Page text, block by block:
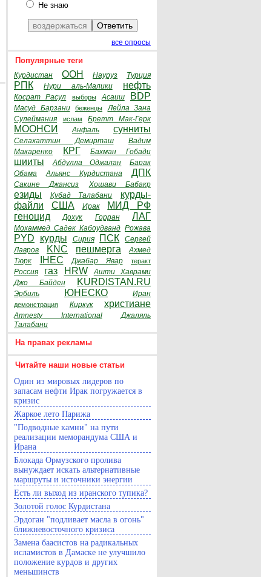
Не знаю
все опросы
Популярные теги
Курдистан ООН Науруз Турция
РПК Нури аль-Малики нефть
Косрат Расул выборы Асаиш BDP
Масуд Барзани беженцы
Лейла Зана
Сулеймания
ислам Бретт Мак-Герк
МООНСИ Анфаль сунниты
Селахаттин Демирташ
Вадим
Макаренко
КРГ Бахман Гобади
шииты Абдулла Оджалан
Барак
Обама
Альянс Курдистана ДПК
Сакине Джансиз Хошави Бабакр
езиды Кубад Талабани
курды-
файли
США Ирак
МИД РФ
геноцид
Дохук Горран ЛАГ
Мохаммед Садек Кабоудванд Рожава
PYD курды Сирия ПСК
Сергей
Лавров
KNC пешмерга
Ахмед
Тюрк
IHEC Джабар Явар теракт
Россия газ HRW
Ашти Хаврами
Джо Байден
KURDISTAN.RU
Эрбиль ЮНЕСКО Иран
демонстрация Киркук христиане
Amnesty International
Джаляль
Талабани
На правах рекламы
Читайте наши новые статьи
Один из мировых лидеров по
запасам нефти Ирак погружается в
кризис
Жаркое лето Парижа
"Подводные камни" на пути
реализации меморандума США и
Ирана
Блокада Ормузского пролива
вынуждает искать альтернативные
маршруты и источники энергии
Есть ли выход из иранского тупика?
Золотой голос Курдистана
Эрдоган "подливает масла в огонь"
ближневосточного кризиса
Замена баасистов на радикальных
исламистов в Дамаске не улучшило
положение курдов и других
меньшинств